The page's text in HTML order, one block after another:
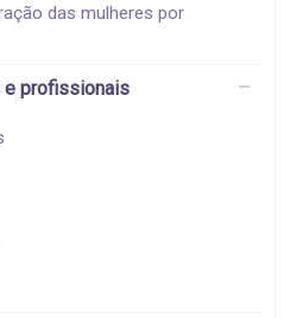
das mulheres por
e profissionais